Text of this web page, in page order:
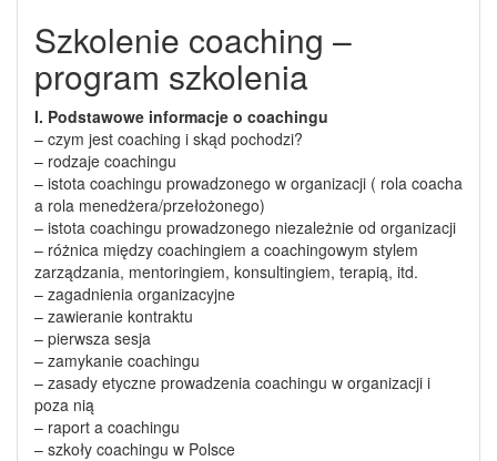
Szkolenie coaching –
program szkolenia
I. Podstawowe informacje o coachingu
– czym jest coaching i skąd pochodzi?
– rodzaje coachingu
– istota coachingu prowadzonego w organizacji ( rola coacha
a rola menedżera/przełożonego)
– istota coachingu prowadzonego niezależnie od organizacji
– różnica między coachingiem a coachingowym stylem
zarządzania, mentoringiem, konsultingiem, terapią, itd.
– zagadnienia organizacyjne
– zawieranie kontraktu
– pierwsza sesja
– zamykanie coachingu
– zasady etyczne prowadzenia coachingu w organizacji i
poza nią
– raport a coachingu
– szkoły coachingu w Polsce